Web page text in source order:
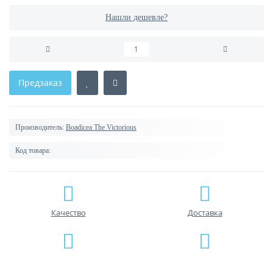
Нашли дешевле?
Предзаказ
Производитель: Boadicea The Victorious
Код товара:
Качество Доставка